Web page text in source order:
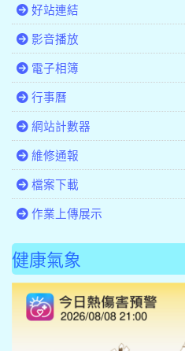
好站連結
影音播放
電子相簿
行事曆
網站計數器
維修通報
檔案下載
作業上傳展示
健康氣象